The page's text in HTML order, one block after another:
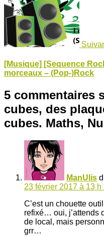
[Musique] [Sequence
morceaux – (Pop-)Rock
5 commentaires
cubes, des
cubes. Maths,
ManUlis
23 février 2017 à 13 h
C’est un chouette
refixé… oui, j’attends
de local, mais
grr…